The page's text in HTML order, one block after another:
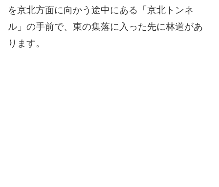
を京北方面に向かう途中にある「京北トンネ
ル」の手前で、東の集落に入った先に林道があ
ります。